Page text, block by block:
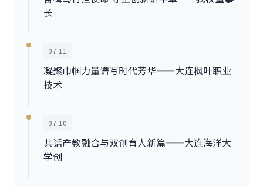
长
07-11
凝聚巾帼力量谱写时代芳华——大连枫叶职业
技术
07-10
共话产教融合与双创育人新篇——大连海洋大
学创